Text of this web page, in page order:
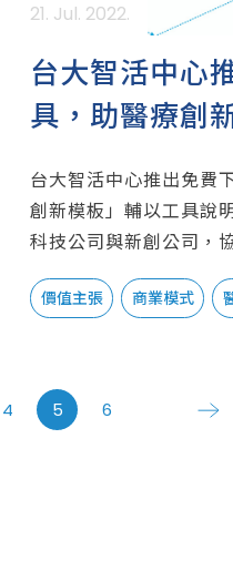
21. Jul. 2022.
台大智活中心
具，助醫療創
醫療照護產品
台大智活中心推出免費
創新模板」輔以工具說
科技公司與新創公司，
價值主張 商業模式
4 5 6